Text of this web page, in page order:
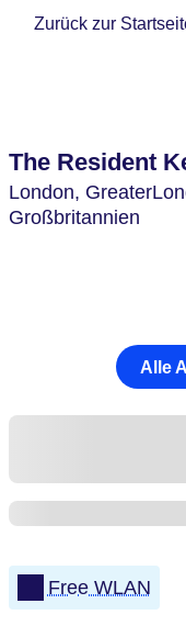
Zurück zur
The Resident
London,
Großbritannien
Alle
Free WLAN